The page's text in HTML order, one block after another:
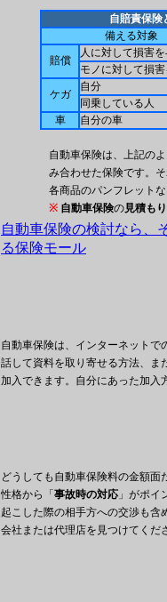
自賠責保険
備える対象
賠償
人に対して損害
モノに対して損
ケガ
自分
同乗している人
車
自分の車
自動車保険は、上記の
み合わせた保険です。
各商品のパンフレット
※ 自動車保険の見積もり
自動車保険の検討なら、
る保険モール
自動車保険は、インターネットで
話して資料を取り寄せる方法、ま
加入できます。自分にあった加入
どうしても自動車保険料の金額面
性格から「 事故時の対応 」がポイ
起こした際の相手方への交渉も含
会社または代理店を見つけてくだ